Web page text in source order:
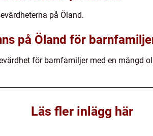
på Öland.
på Öland för
för barnfamiljer med en mängd
Läs fler inlägg här